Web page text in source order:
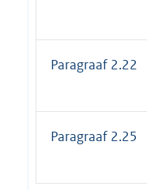
Paragraaf 2.22
Paragraaf 2.25